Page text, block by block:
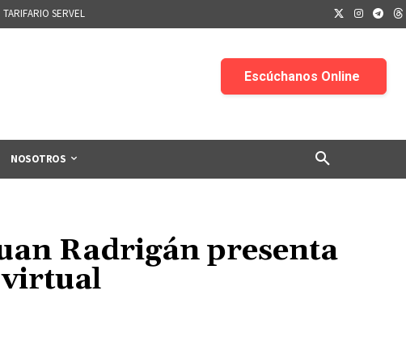
TARIFARIO SERVEL
NOSOTROS
Radrigán presenta